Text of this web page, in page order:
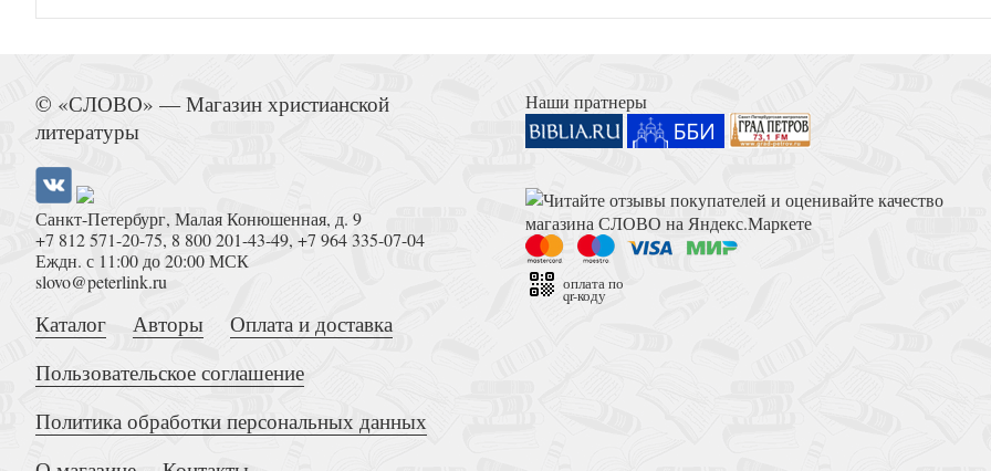
Мужчины и и женщины в церкви
Книга Иисуса Навина
Толкование на Апокалипсис (Тихоний Африканский)
© «СЛОВО» — Магазин христианской
литературы
Санкт-Петербург, Малая Конюшенная, д. 9
+7 812 571-20-75, 8 800 201-43-49, +7 964 335-07-04
Еждн. с 11:00 до 20:00 МСК
slovo@peterlink.ru
Каталог Авторы
Оплата и доставка
Пользовательское соглашение
Политика обработки персональных данных
Наши пратнеры
оплата по
qr-коду